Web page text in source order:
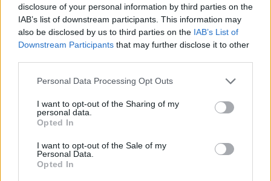
disclosure of your personal information by third parties on the
IAB’s list of downstream participants. This information may
also be disclosed by us to third parties on the IAB’s List of
Downstream Participants that may further disclose it to other
Personal Data Processing Opt Outs
I want to opt-out of the Sharing of my
personal data.
Opted In
I want to opt-out of the Sale of my
Personal Data.
Opted In
Teräsbetonin julkaisee uuden
levyn
Moninkertainen kultalevy-yhtye Teräsbetoni
julkaisee neljännen pitkäsoittonsa 24.
marraskuuta. Teräsbetoni kertoo